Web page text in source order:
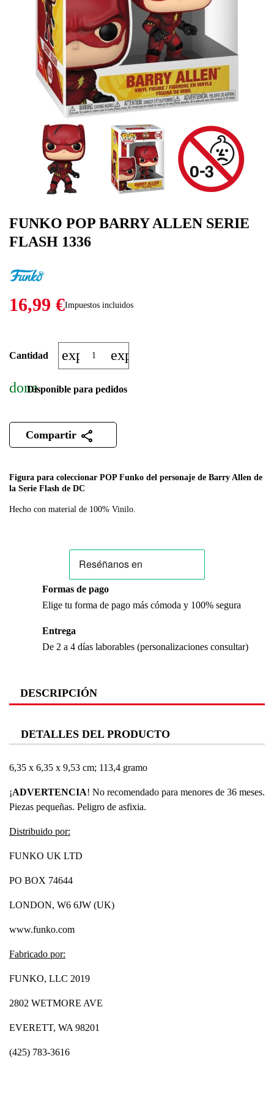
FUNKO POP BARRY ALLEN SERIE
FLASH 1336
16,99 €Impuestos incluidos
Figura para coleccionar POP Funko del personaje de Barry Allen de
la Serie Flash de DC
Hecho con material de 100% Vinilo.
Cantidad expand_moreexpand_less
doneDisponible para pedidos
Compartir
Formas de pago
Elige tu forma de pago más cómoda y 100% segura
Entrega
De 2 a 4 días laborables (personalizaciones consultar)
DESCRIPCIÓN
DETALLES DEL PRODUCTO
‎6,35 x 6,35 x 9,53 cm; 113,4 gramo
¡ADVERTENCIA! No recomendado para menores de 36 meses.
Piezas pequeñas. Peligro de asfixia.
Distribuido por:
FUNKO UK LTD
PO BOX 74644
LONDON, W6 6JW (UK)
www.funko.com
Fabricado por:
FUNKO, LLC 2019
2802 WETMORE AVE
EVERETT, WA 98201
(425) 783-3616